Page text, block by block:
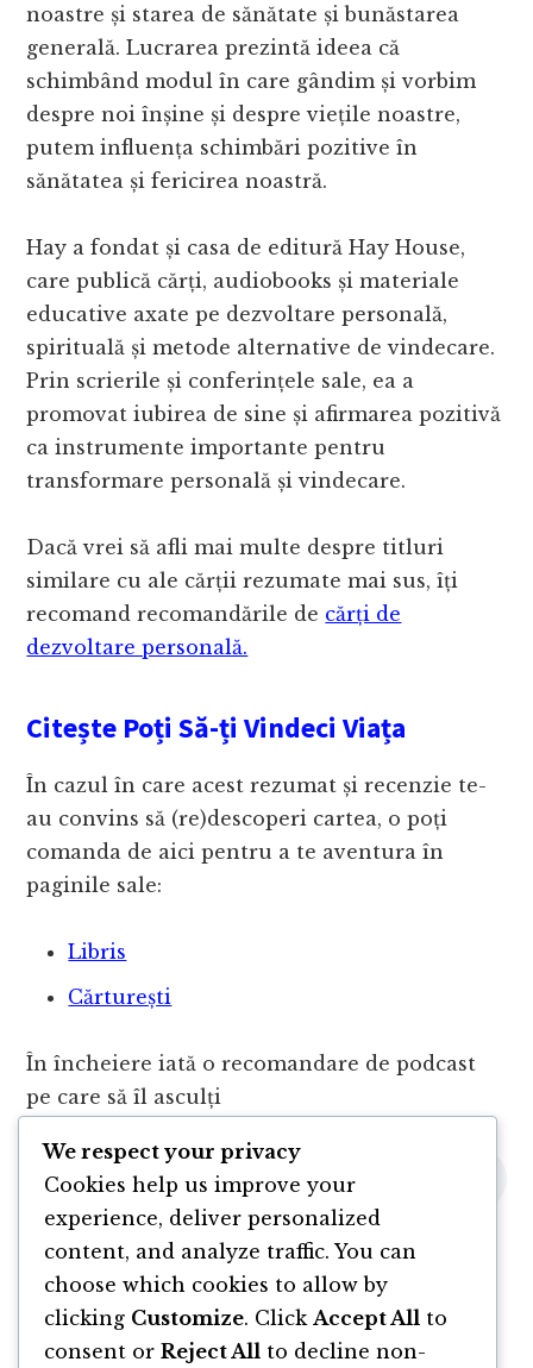
noastre și starea de sănătate și bunăstarea
generală. Lucrarea prezintă ideea că
schimbând modul în care gândim și vorbim
despre noi înșine și despre viețile noastre,
putem influența schimbări pozitive în
sănătatea și fericirea noastră.
Hay a fondat și casa de editură Hay House,
care publică cărți, audiobooks și materiale
educative axate pe dezvoltare personală,
spirituală și metode alternative de vindecare.
Prin scrierile și conferințele sale, ea a
promovat iubirea de sine și afirmarea pozitivă
ca instrumente importante pentru
transformare personală și vindecare.
Dacă vrei să afli mai multe despre titluri
similare cu ale cărții rezumate mai sus, îți
recomand recomandările de cărți de
dezvoltare personală.
Citește Poți Să-ți Vindeci Viața
În cazul în care acest rezumat și recenzie te-
au convins să (re)descoperi cartea, o poți
comanda de aici pentru a te aventura în
paginile sale:
Libris
Cărturești
În încheiere iată o recomandare de podcast
pe care să îl asculți
We respect your privacy
Cookies help us improve your
experience, deliver personalized
content, and analyze traffic. You can
choose which cookies to allow by
clicking Customize. Click Accept All to
consent or Reject All to decline non-